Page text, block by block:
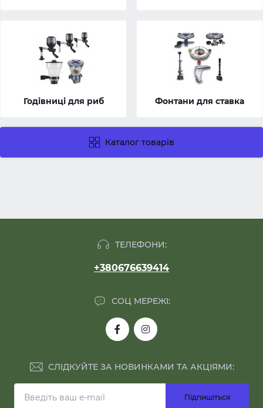
Годівниці для риб Фонтани для ставка
Каталог товарів
ТЕЛЕФОНИ:
+380676639414
СОЦ МЕРЕЖІ:
СЛІДКУЙТЕ ЗА НОВИНКАМИ ТА АКЦІЯМИ:
Підпишіться